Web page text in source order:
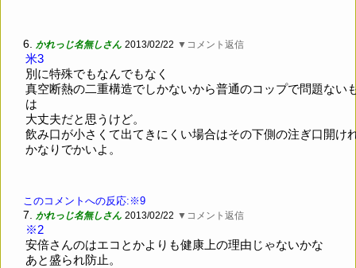
6. かれっじ名無しさん 2013/02/22 ▼コメント返信
米3
別に特殊でもなんでもなく
真空断熱の二重構造でしかないから普通のコップで問題ない
は
大丈夫だと思うけど。
飲み口が小さくて出てきにくい場合はその下側の注ぎ口開け
かなりでかいよ。
このコメントへの反応:※9
7. かれっじ名無しさん 2013/02/22 ▼コメント返信
※2
安倍さんのはエコとかよりも健康上の理由じゃないかな
あと盛られ防止。